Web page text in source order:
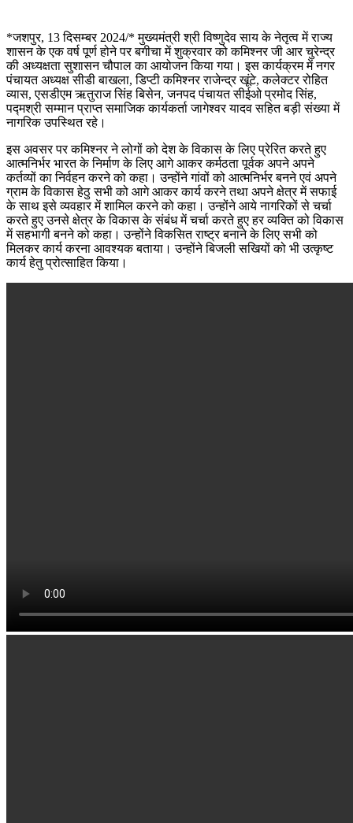
*जशपुर, 13 दिसम्बर 2024/* मुख्यमंत्री श्री विष्णुदेव साय के नेतृत्व में राज्य
शासन के एक वर्ष पूर्ण होने पर बगीचा में शुक्रवार को कमिश्नर जी आर चुरेन्द्र
की अध्यक्षता सुशासन चौपाल का आयोजन किया गया। इस कार्यक्रम में नगर
पंचायत अध्यक्ष सीडी बाखला, डिप्टी कमिश्नर राजेन्द्र खूंटे, कलेक्टर रोहित
व्यास, एसडीएम ऋतुराज सिंह बिसेन, जनपद पंचायत सीईओ प्रमोद सिंह,
पद्मश्री सम्मान प्राप्त समाजिक कार्यकर्ता जागेश्वर यादव सहित बड़ी संख्या में
नागरिक उपस्थित रहे।
इस अवसर पर कमिश्नर ने लोगों को देश के विकास के लिए प्रेरित करते हुए
आत्मनिर्भर भारत के निर्माण के लिए आगे आकर कर्मठता पूर्वक अपने अपने
कर्तव्यों का निर्वहन करने को कहा। उन्होंने गांवों को आत्मनिर्भर बनने एवं अपने
ग्राम के विकास हेठु सभी को आगे आकर कार्य करने तथा अपने क्षेत्र में सफाई
के साथ इसे व्यवहार में शामिल करने को कहा। उन्होंने आये नागरिकों से चर्चा
करते हुए उनसे क्षेत्र के विकास के संबंध में चर्चा करते हुए हर व्यक्ति को विकास
में सहभागी बनने को कहा। उन्होंने विकसित राष्ट्र बनाने के लिए सभी को
मिलकर कार्य करना आवश्यक बताया। उन्होंने बिजली सखियों को भी उत्कृष्ट
कार्य हेतु प्रोत्साहित किया।